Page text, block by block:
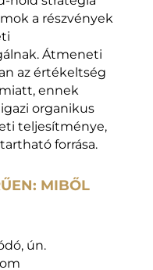
a részvények
Átmeneti
az értékeltség
ennek
organikus
teljesítménye,
forrása.
MIBŐL
ún.